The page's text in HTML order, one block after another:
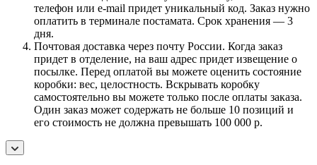
телефон или e-mail придет уникальный код. Заказ нужно
оплатить в терминале постамата. Срок хранения — 3
дня.
Почтовая доставка через почту России. Когда заказ
придет в отделение, на ваш адрес придет извещение о
посылке. Перед оплатой вы можете оценить состояние
коробки: вес, целостность. Вскрывать коробку
самостоятельно вы можете только после оплаты заказа.
Один заказ может содержать не больше 10 позиций и
его стоимость не должна превышать 100 000 р.